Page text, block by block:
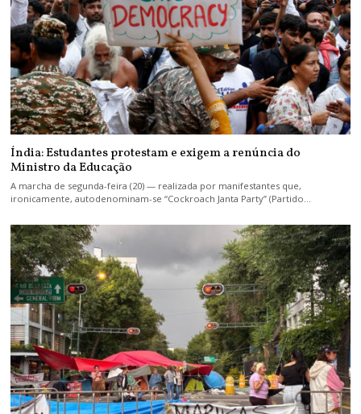
Índia: Estudantes protestam e exigem a renúncia do
Ministro da Educação
A marcha de segunda-feira (20) — realizada por manifestantes que,
ironicamente, autodenominam-se “Cockroach Janta Party” (Partido…